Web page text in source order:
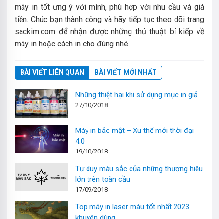
máy in tốt ưng ý với mình, phù hợp với nhu cầu và giá
tiền. Chúc bạn thành công và hãy tiếp tục theo dõi trang
sackim.com để nhận được những thủ thuật bí kiếp về
máy in hoặc cách in cho đúng nhé.
BÀI VIẾT LIÊN QUAN BÀI VIẾT MỚI NHẤT
Những thiệt hại khi sử dụng mực in giả
27/10/2018
Máy in bảo mật – Xu thế mới thời đại
4.0
19/10/2018
Tư duy màu sắc của những thương hiệu
lớn trên toàn cầu
17/09/2018
Top máy in laser màu tốt nhất 2023